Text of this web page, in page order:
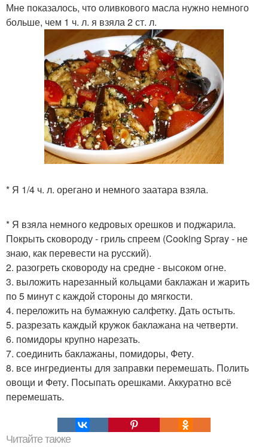
Мне показалось, что оливкового масла нужно немного
больше, чем 1 ч. л. я взяла 2 ст. л.
* Я 1/4 ч. л. орегано и немного заатара взяла.
* Я взяла немного кедровых орешков и поджарила.
Покрыть сковороду - гриль спреем (Cooking Spray - не
знаю, как перевести на русский).
2. разогреть сковороду на средне - высоком огне.
3. выложить нарезанный кольцами баклажан и жарить
по 5 минут с каждой стороны до мягкости.
4. переложить на бумажную салфетку. Дать остыть.
5. разрезать каждый кружок баклажана на четверти.
6. помидоры крупно нарезать.
7. соединить баклажаны, помидоры, Фету.
8. все ингредиенты для заправки перемешать. Полить
овощи и Фету. Посыпать орешками. Аккуратно всё
перемешать.
Читайте также